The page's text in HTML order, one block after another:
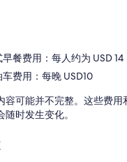
早餐费用：每人约为 USD 14
车费用：每晚 USD10
容可能并不完整。这些费用
时发生变化。